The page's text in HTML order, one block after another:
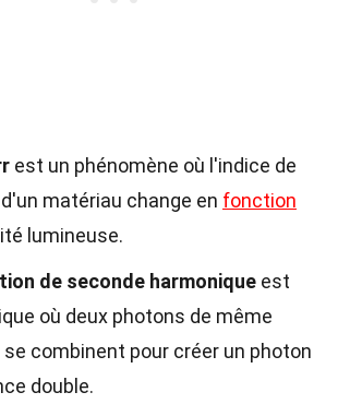
est un phénomène où l'indice de
matériau change en fonction
lumineuse.
de seconde harmonique est
où deux photons de même
combinent pour créer un photon
double.